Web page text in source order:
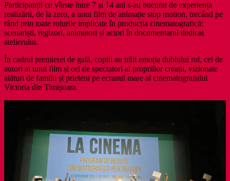
Participanții cu vârste între 7 și 14 ani s-au bucurat de experiența
realizării, de la zero, a unui film de animație stop motion, trecând pe
rând prin toate rolurile implicate în producția cinematografică:
scenariști, regizori, animatori și actori în documentarul dedicat
atelierului.
În cadrul premierei de gală, copiii au trăit emoția dublului rol, cel de
autori ai unui film și cel de spectatori ai propriilor creații, vizionate
alături de familii și prieteni pe ecranul mare al cinematografului
Victoria din Timișoara.